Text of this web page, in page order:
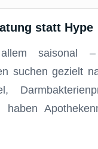
statt Hype
saisonal –
suchen gezielt
haben